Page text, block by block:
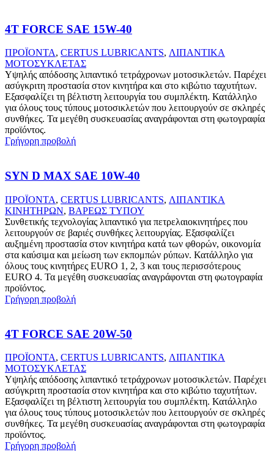
4T FORCE SAE 15W-40
ΠΡΟΪΟΝΤΑ, CERTUS LUBRICANTS, ΛΙΠΑΝΤΙΚΑ
ΜΟΤΟΣΥΚΛΕΤΑΣ
Υψηλής απόδοσης λιπαντικό τετράχρονων μοτοσικλετών. Παρέχει
ασύγκριτη προστασία στον κινητήρα και στο κιβώτιο ταχυτήτων.
Εξασφαλίζει τη βέλτιστη λειτουργία του συμπλέκτη. Κατάλληλο
για όλους τους τύπους μοτοσικλετών που λειτουργούν σε σκληρές
συνθήκες. Τα μεγέθη συσκευασίας αναγράφονται στη φωτογραφία
προϊόντος.
Γρήγορη προβολή
SYN D MAX SAE 10W-40
ΠΡΟΪΟΝΤΑ, CERTUS LUBRICANTS, ΛΙΠΑΝΤΙΚΑ
ΚΙΝΗΤΗΡΩΝ, ΒΑΡΕΩΣ ΤΥΠΟΥ
Συνθετικής τεχνολογίας λιπαντικό για πετρελαιοκινητήρες που
λειτουργούν σε βαριές συνθήκες λειτουργίας. Εξασφαλίζει
αυξημένη προστασία στον κινητήρα κατά των φθορών, οικονομία
στα καύσιμα και μείωση των εκπομπών ρύπων. Κατάλληλο για
όλους τους κινητήρες EURO 1, 2, 3 και τους περισσότερους
EURO 4. Τα μεγέθη συσκευασίας αναγράφονται στη φωτογραφία
προϊόντος.
Γρήγορη προβολή
4T FORCE SAE 20W-50
ΠΡΟΪΟΝΤΑ, CERTUS LUBRICANTS, ΛΙΠΑΝΤΙΚΑ
ΜΟΤΟΣΥΚΛΕΤΑΣ
Υψηλής απόδοσης λιπαντικό τετράχρονων μοτοσικλετών. Παρέχει
ασύγκριτη προστασία στον κινητήρα και στο κιβώτιο ταχυτήτων.
Εξασφαλίζει τη βέλτιστη λειτουργία του συμπλέκτη. Κατάλληλο
για όλους τους τύπους μοτοσικλετών που λειτουργούν σε σκληρές
συνθήκες. Τα μεγέθη συσκευασίας αναγράφονται στη φωτογραφία
προϊόντος.
Γρήγορη προβολή